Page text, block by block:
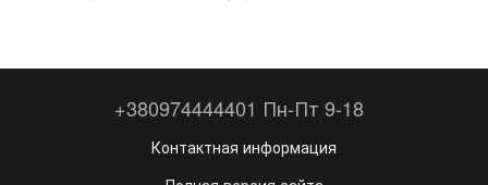
+380974444401 Пн-Пт 9-18
Контактная информация